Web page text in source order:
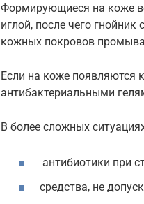
Формирующиеся на коже
иглой, после чего
кожных покровов
Если на коже появляются
антибактериальными
В более сложных
антибиотики при
средства, не